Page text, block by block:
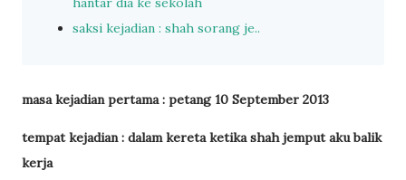
saksi kejadian : shah sorang je..
masa kejadian pertama : petang 10 September 2013
tempat kejadian : dalam kereta ketika shah jemput aku balik
kerja